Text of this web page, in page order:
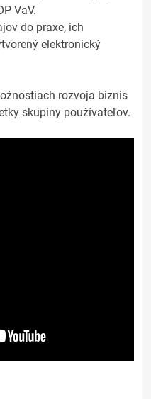
VaV.
do praxe, ich
elektronický
rozvoja biznis
skupiny používateľov.